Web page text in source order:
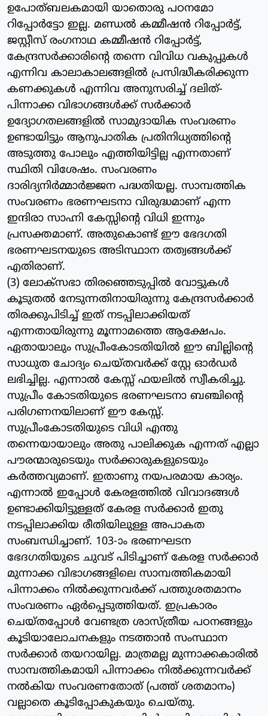
ഉപോത്ബലകമായി യാതൊരു പഠനമോ
റിപ്പോര്‍ട്ടോ ഇല്ല. മണ്ഡല്‍ കമ്മീഷന്‍ റിപ്പോര്‍ട്ട്,
ജസ്റ്റീസ് രംഗനാഥ കമ്മീഷന്‍ റിപ്പോര്‍ട്ട്,
കേന്ദ്രസര്‍ക്കാരിന്റെ തന്നെ വിവിധ വകുപ്പുകള്‍
എന്നിവ കാലാകാലങ്ങളില്‍ പ്രസിദ്ധീകരിക്കുന്ന
കണക്കുകള്‍ എന്നിവ അനുസരിച്ച് ദലിത്-
പിന്നാക്ക വിഭാഗങ്ങള്‍ക്ക് സര്‍ക്കാര്‍
ഉദ്യോഗതലങ്ങളില്‍ സാമുദായിക സംവരണം
ഉണ്ടായിട്ടും ആനുപാതിക പ്രതിനിധ്യത്തിന്റെ
അടുത്തു പോലും എത്തിയിട്ടില്ല എന്നതാണ്
സ്ഥിതി വിശേഷം. സംവരണം
ദാരിദ്യനിര്‍മ്മാര്‍ജ്ജന പദ്ധതിയല്ല. സാമ്പത്തിക
സംവരണം ഭരണഘടനാ വിരുദ്ധമാണ് എന്ന
ഇന്ദിരാ സാഹ്നി കേസ്സിന്റെ വിധി ഇന്നും
പ്രസക്തമാണ്. അതുകൊണ്ട് ഈ ഭേദഗതി
ഭരണഘടനയുടെ അടിസ്ഥാന തത്വങ്ങള്‍ക്ക്
എതിരാണ്.
(3) ലോക്‌സഭാ തിരഞ്ഞെടുപ്പില്‍ വോട്ടുകള്‍
കൂടുതല്‍ നേടുന്നതിനായിരുന്നു കേന്ദ്രസര്‍ക്കാര്‍
തിരക്കുപിടിച്ച് ഇത് നടപ്പിലാക്കിയത്
എന്നതായിരുന്നു മൂന്നാമത്തെ ആക്ഷേപം.
ഏതായാലും സുപ്രീംകോടതിയില്‍ ഈ ബില്ലിന്റെ
സാധുത ചോദ്യം ചെയ്തവര്‍ക്ക് സ്റ്റേ ഓര്‍ഡര്‍
ലഭിച്ചില്ല. എന്നാല്‍ കേസ്സ് ഫയലില്‍ സ്വീകരിച്ചു.
സുപ്രീം കോടതിയുടെ ഭരണഘടനാ ബഞ്ചിന്റെ
പരിഗണനയിലാണ് ഈ കേസ്സ്.
സുപ്രീംകോടതിയുടെ വിധി എന്തു
തന്നെയായാലും അതു പാലിക്കുക എന്നത് എല്ലാ
പൗരന്മാരുടെയും സര്‍ക്കാരുകളുടെയും
കര്‍ത്തവ്യമാണ്. ഇതാണു നയപരമായ കാര്യം.
എന്നാല്‍ ഇപ്പോള്‍ കേരളത്തില്‍ വിവാദങ്ങള്‍
ഉണ്ടാക്കിയിട്ടുള്ളത് കേരള സര്‍ക്കാര്‍ ഇതു
നടപ്പിലാക്കിയ രീതിയിലുള്ള അപാകത
സംബന്ധിച്ചാണ്. 103-ാം ഭരണഘടന
ഭേദഗതിയുടെ ചുവട് പിടിച്ചാണ് കേരള സര്‍ക്കാര്‍
മുന്നാക്ക വിഭാഗങ്ങളിലെ സാമ്പത്തികമായി
പിന്നാക്കം നില്‍ക്കുന്നവര്‍ക്ക് പത്തുശതമാനം
സംവരണം ഏര്‍പ്പെടുത്തിയത്. ഇപ്രകാരം
ചെയ്തപ്പോള്‍ വേണ്ടത്ര ശാസ്ത്രീയ പഠനങ്ങളും
കൂടിയാലോചനകളും നടത്താന്‍ സംസ്ഥാന
സര്‍ക്കാര്‍ തയറായില്ല. മാത്രമല്ല മുന്നാക്കകാരില്‍
സാമ്പത്തികമായി പിന്നാക്കം നില്‍ക്കുന്നവര്‍ക്ക്
നല്‍കിയ സംവരണതോത് (പത്ത് ശതമാനം)
വല്ലാതെ കൂടിപ്പോകുകയും ചെയ്തു.